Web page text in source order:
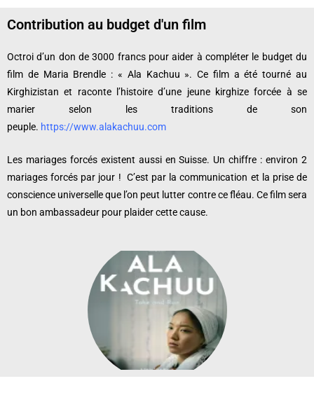
Contribution au budget d'un film
Octroi d’un don de 3000 francs pour aider à compléter le budget du
film de Maria Brendle : « Ala Kachuu ». Ce film a été tourné au
Kirghizistan et raconte l’histoire d’une jeune kirghize forcée à se
marier selon les traditions de son
peuple. https://www.alakachuu.com
Les mariages forcés existent aussi en Suisse. Un chiffre : environ 2
mariages forcés par jour ! C’est par la communication et la prise de
conscience universelle que l’on peut lutter contre ce fléau. Ce film sera
un bon ambassadeur pour plaider cette cause.